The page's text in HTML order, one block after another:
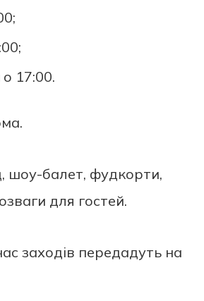
17:00.
шоу-балет, фудкорти,
для гостей.
заходів передадуть на